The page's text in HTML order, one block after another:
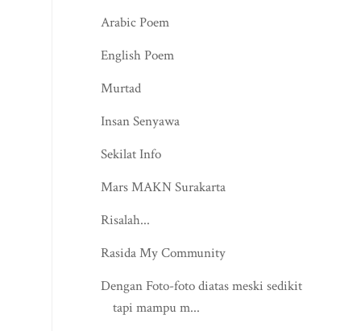
Arabic Poem
English Poem
Murtad
Insan Senyawa
Sekilat Info
Mars MAKN Surakarta
Risalah...
Rasida My Community
Dengan Foto-foto diatas meski sedikit
tapi mampu m...